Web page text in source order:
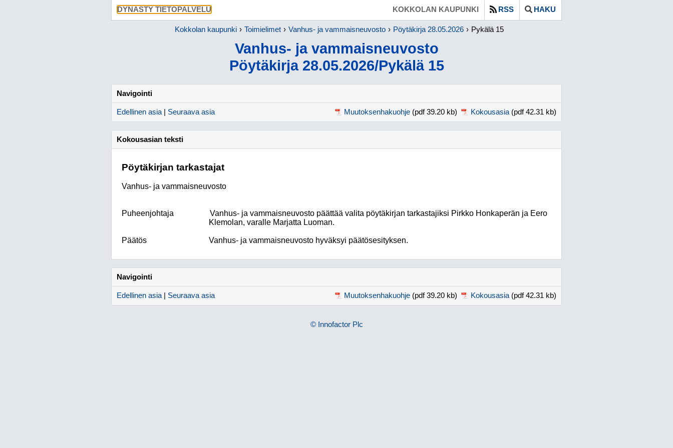
DYNASTY TIETOPALVELU SIIRRY SUORAAN PÄÄSISÄLTÖÖNKOKKOLAN KAUPUNKI RSS HAKU
Kokkolan kaupunki Toimielimet Vanhus- ja vammaisneuvosto Pöytäkirja 28.05.2026 Pykälä 15
Vanhus- ja vammaisneuvosto
Pöytäkirja 28.05.2026/Pykälä 15
Navigointi
Edellinen asia Seuraava asia Muutoksenhakuohje (pdf 39.20 kb) Kokousasia (pdf 42.31 kb)
Kokousasian teksti
Pöytäkirjan tarkastajat
Vanhus- ja vammaisneuvosto
Puheenjohtaja Vanhus- ja vammaisneuvostopäättää valita pöytäkirjan tarkastajiksi Pirkko Honkaperän ja Eero
Klemolan, varalle Marjatta Luoman.
Päätös Vanhus- ja vammaisneuvosto hyväksyi päätösesityksen.
Navigointi
Edellinen asia Seuraava asia Muutoksenhakuohje (pdf 39.20 kb) Kokousasia (pdf 42.31 kb)
© Innofactor Plc